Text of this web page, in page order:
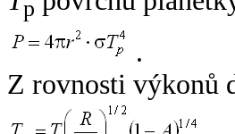
p
.
Z rovnosti výkonů